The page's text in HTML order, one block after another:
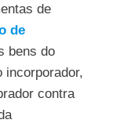
de
de
bens do
incorporador,
contra